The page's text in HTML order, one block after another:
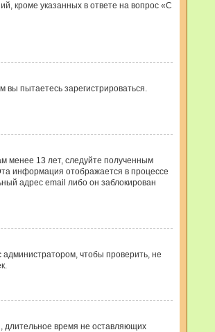
кроме указанных в ответе на вопрос «С
пытаетесь зарегистрироваться.
менее 13 лет, следуйте полученным
информация отображается в процессе
адрес email либо он заблокирован
чтобы проверить, не
длительное время не оставляющих